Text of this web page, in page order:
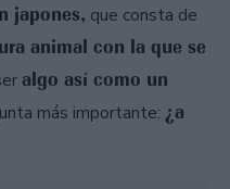
japones, que consta de
animal con la que se
algo así como un
más importante: ¿a